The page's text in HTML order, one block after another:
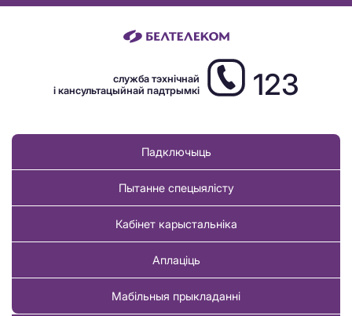
служба тэхнічнай
і кансультацыйнай падтрымкі
123
Падключыць
Пытанне спецыялісту
Кабінет карыстальніка
Аплаціць
Мабільныя прыкладанні